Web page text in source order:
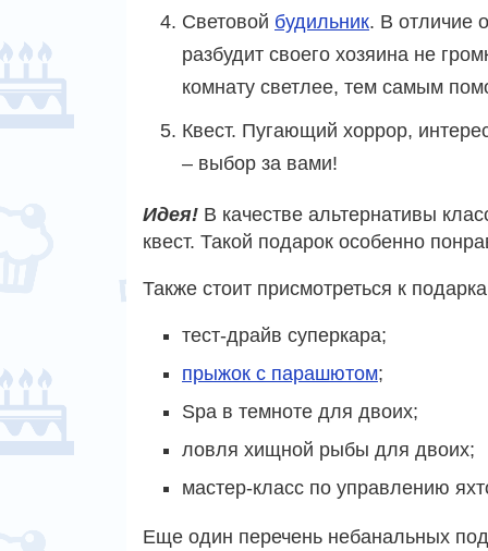
Световой будильник. В отличие
разбудит своего хозяина не
комнату светлее, тем самым
Квест. Пугающий хоррор,
– выбор за вами!
Идея! В качестве альтернативы
квест. Такой подарок особенно
Также стоит присмотреться к
тест-драйв суперкара;
прыжок с парашютом;
Spa в темноте для двоих;
ловля хищной рыбы для двоих;
мастер-класс по управлению
Еще один перечень небанальных